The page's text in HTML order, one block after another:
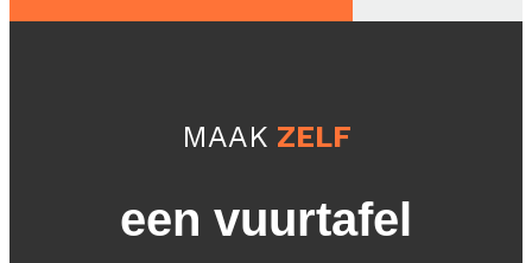
MAAK ZELF
een vuurtafel